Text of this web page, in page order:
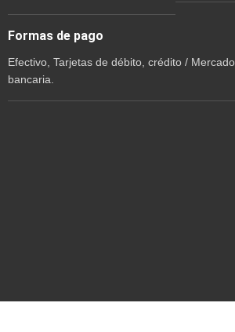
Formas de pago
Efectivo, Tarjetas de débito, crédito /
bancaria.